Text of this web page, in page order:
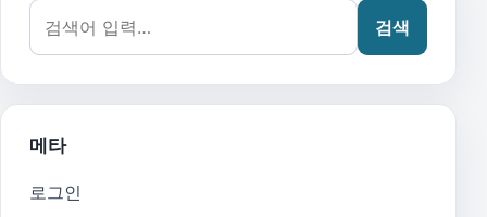
검색어:
검색
메타
로그인